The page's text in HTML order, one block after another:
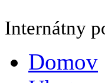
Internátny
Domov